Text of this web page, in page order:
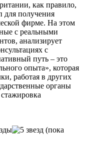
как правило,
для получения
фирме. На этом
с реальными
анализирует
с
путь – это
опыта», которая
работая в других
органы
(пока